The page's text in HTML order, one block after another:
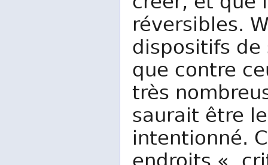
réversibles.
dispositifs de
que contre
très
saurait être
intentionné.